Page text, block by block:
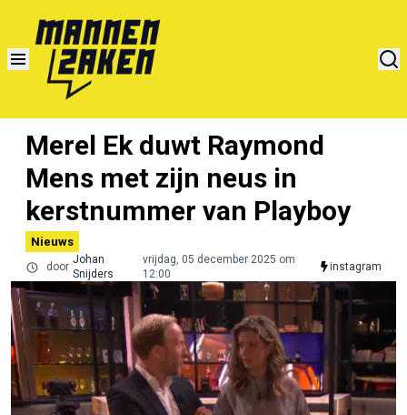
Merel Ek duwt Raymond
Mens met zijn neus in
kerstnummer van Playboy
Nieuws
door
Johan
Snijders
vrijdag, 05 december 2025 om
12:00
instagram